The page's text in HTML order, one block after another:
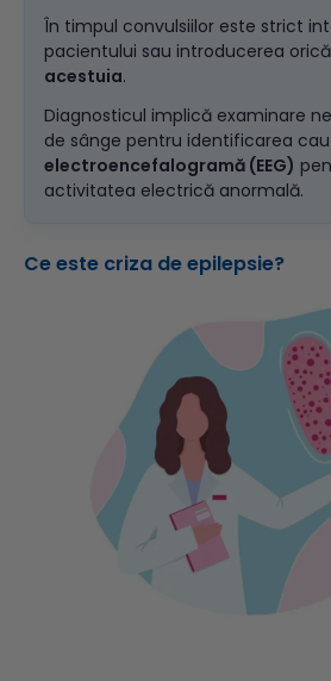
În timpul convulsiilor este strict
pacientului sau introducerea
acestuia.
Diagnosticul implică examinare
de sânge pentru identificarea
electroencefalogramă (EEG)
activitatea electrică anormală.
Ce este criza de epilepsie?